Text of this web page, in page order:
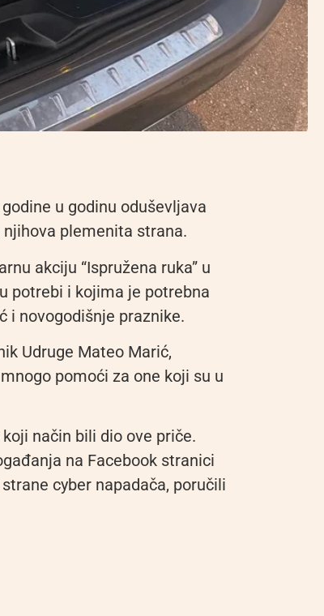
u godinu oduševljava
plemenita strana.
akciju “Ispružena ruka” u
potrebi i kojima je potrebna
i novogodišnje praznike.
Udruge Mateo Marić,
pomoći za one koji su u
način bili dio ove priče.
na Facebook stranici
cyber napadača, poručili